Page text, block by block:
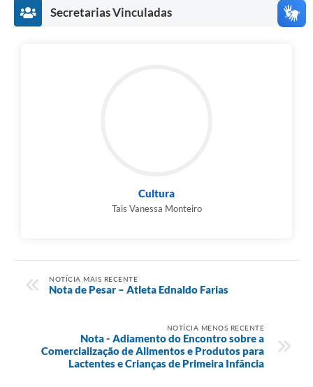
Secretarias Vinculadas
Cultura
Tais Vanessa Monteiro
NOTÍCIA MAIS RECENTE
Nota de Pesar – Atleta Ednaldo Farias
NOTÍCIA MENOS RECENTE
Nota - Adiamento do Encontro sobre a
Comercialização de Alimentos e Produtos para
Lactentes e Crianças de Primeira Infância